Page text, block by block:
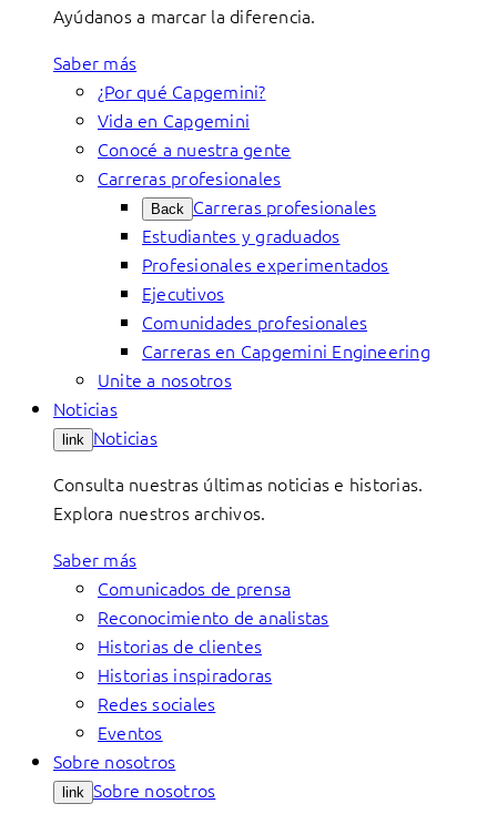
Ayúdanos a marcar la diferencia.
Saber más
¿Por qué Capgemini?
Vida en Capgemini
Conocé a nuestra gente
Carreras profesionales
Back Carreras profesionales
Estudiantes y graduados
Profesionales experimentados
Ejecutivos
Comunidades profesionales
Carreras en Capgemini Engineering
Unite a nosotros
Noticias
link Noticias
Consulta nuestras últimas noticias e historias.
Explora nuestros archivos.
Saber más
Comunicados de prensa
Reconocimiento de analistas
Historias de clientes
Historias inspiradoras
Redes sociales
Eventos
Sobre nosotros
link Sobre nosotros